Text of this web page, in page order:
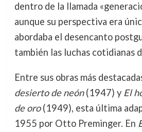
dentro de la llamada
aunque su perspectiva era
abordaba el desencanto
también las luchas cotidianas
Entre sus obras más
desierto de neón(1947) y El
de oro(1949), esta última
1955 por Otto Preminger. En